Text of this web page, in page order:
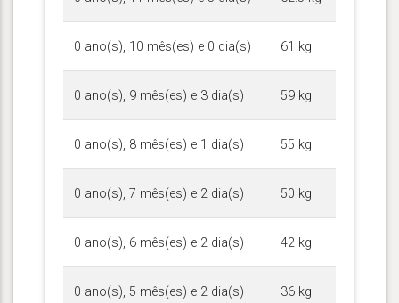
0 ano(s), 10 mês(es) e 0 dia(s) 61 kg
0 ano(s), 9 mês(es) e 3 dia(s) 59 kg
0 ano(s), 8 mês(es) e 1 dia(s) 55 kg
0 ano(s), 7 mês(es) e 2 dia(s) 50 kg
0 ano(s), 6 mês(es) e 2 dia(s) 42 kg
0 ano(s), 5 mês(es) e 2 dia(s) 36 kg